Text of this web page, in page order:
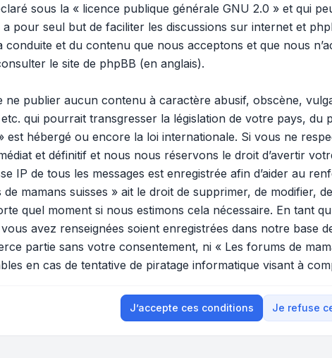
sous la « licence publique générale GNU 2.0 » et qui
a pour seul but de faciliter les discussions sur internet et
conduite et du contenu que nous acceptons et que nous
le site de phpBB (en anglais).
ne publier aucun contenu à caractère abusif, obscène,
qui pourrait transgresser la législation de votre pays, du
est hébergé ou encore la loi internationale. Si vous ne
et définitif et nous nous réservons le droit d’avertir
IP de tous les messages est enregistrée afin d’aider au
mamans suisses » ait le droit de supprimer, de modifier,
quel moment si nous estimons cela nécessaire. En tant
avez renseignées soient enregistrées dans notre base
partie sans votre consentement, ni « Les forums de
en cas de tentative de piratage informatique visant à
J’accepte ces conditions Je refuse